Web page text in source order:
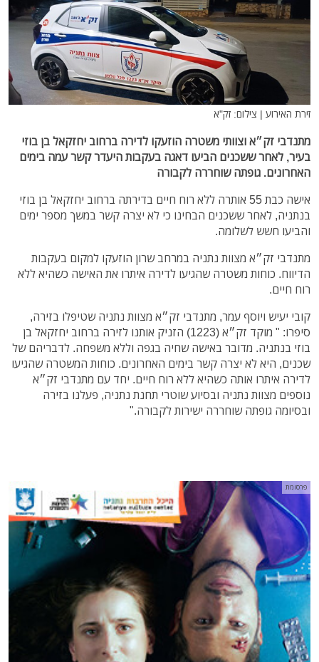
זירת האירוע | צילום: זק"א
מתנדבי זק״א וצוותי משטרה הוזעקו לדירה ברחוב יחזקאל בן בוזי
בעיר, לאחר ששכנים הביעו דאגה בעקבות היעדר קשר עמה בימים
האחרונים. גופתה שוחררה לקבורה
אישה כבת 55 אותרה ללא רוח חיים בדירתה ברחוב יחזקאל בן בוזי
בנתניה, לאחר ששכנים הבחינו כי לא יצרה קשר במשך מספר ימים
והביעו חשש לשלומה.
מתנדבי זק״א מצוות נתניה במרחב שרון הוזעקו למקום בעקבות
הדיווח. כוחות משטרה שהגיעו לדירה איתרו את האישה כשהיא ללא
רוח חיים.
קובי יעיש ויוסף עמר, מתנדבי זק״א מצוות נתניה שטיפלו בזירה,
סיפרו: " מוקד זק״א (1223) הזניק אותנו לזירה ברחוב יחזקאל בן
בוזי בנתניה. מדובר באישה שחיה בגפה וללא משפחה. לדבריהם של
שכנים, היא לא יצרה קשר בימים האחרונים. כוחות המשטרה שהגיעו
לדירה איתרו אותה כשהיא ללא רוח חיים. יחד עם מתנדבי זק״א
נוספים מצוות נתניה ובסיוע שוטרי תחנת נתניה, פעלנו בזירה
ובסיומה גופתה שוחררה ישירות לקבורה."
פרסומת